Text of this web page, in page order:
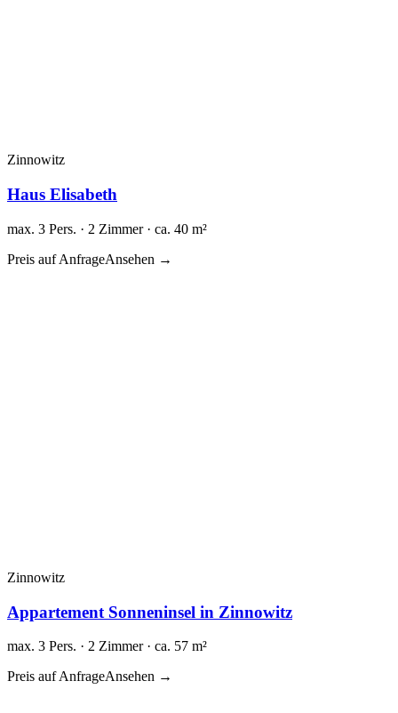
Zinnowitz
Haus Elisabeth
max. 3 Pers. · 2 Zimmer · ca. 40 m²
Preis auf AnfrageAnsehen →
Zinnowitz
Appartement Sonneninsel in Zinnowitz
max. 3 Pers. · 2 Zimmer · ca. 57 m²
Preis auf AnfrageAnsehen →